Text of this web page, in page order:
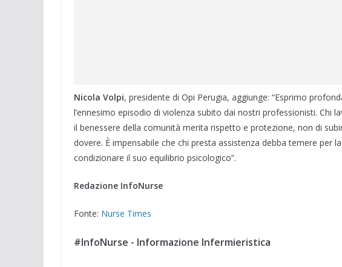
Nicola Volpi, presidente di Opi Perugia, aggiunge: “Esprimo
l’ennesimo episodio di violenza subito dai nostri professionisti. Chi
il benessere della comunità merita rispetto e protezione, non di
dovere. È impensabile che chi presta assistenza debba temere per
condizionare il suo equilibrio psicologico”.
Redazione InfoNurse
Fonte: Nurse Times
#InfoNurse - Informazione Infermieristica